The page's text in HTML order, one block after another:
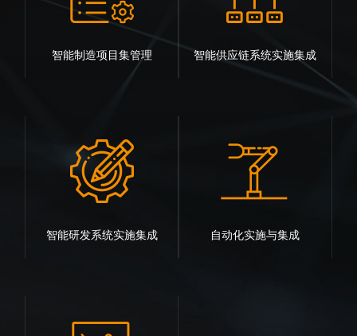
智能制造项目集管理 智能供应链系统实施集成
智能研发系统实施集成 自动化实施与集成